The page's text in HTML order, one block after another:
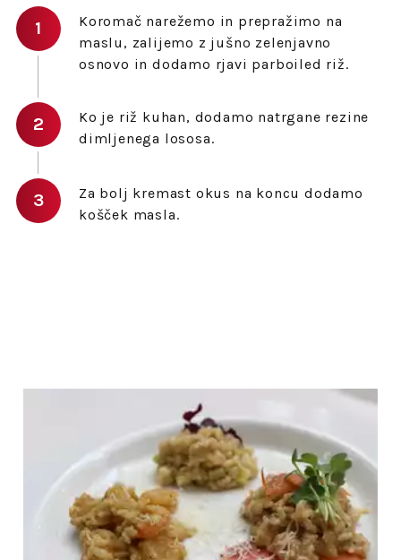
Koromač narežemo in prepražimo na
maslu, zalijemo z jušno zelenjavno
osnovo in dodamo rjavi parboiled riž.
Ko je riž kuhan, dodamo natrgane rezine
dimljenega lososa.
Za bolj kremast okus na koncu dodamo
košček masla.